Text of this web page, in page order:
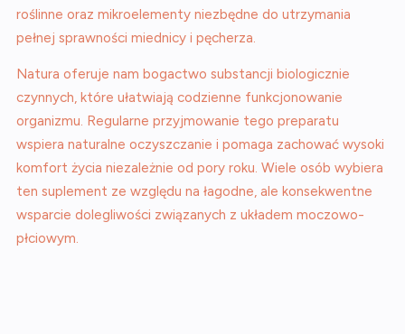
roślinne oraz mikroelementy niezbędne do utrzymania
pełnej sprawności miednicy i pęcherza.
Natura oferuje nam bogactwo substancji biologicznie
czynnych, które ułatwiają codzienne funkcjonowanie
organizmu. Regularne przyjmowanie tego preparatu
wspiera naturalne oczyszczanie i pomaga zachować wysoki
komfort życia niezależnie od pory roku. Wiele osób wybiera
ten suplement ze względu na łagodne, ale konsekwentne
wsparcie dolegliwości związanych z układem moczowo-
płciowym.